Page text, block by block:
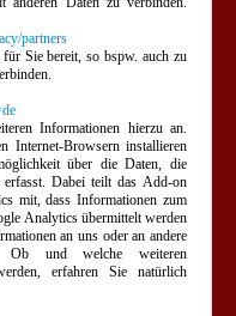
partners
Sie bereit, so bspw. auch zu
Informationen hierzu an.
Internet-Browsern installieren
über die Daten, die
Dabei teilt das Add-on
mit, dass Informationen zum
Analytics übermittelt werden
an uns oder an andere
Ob und welche weiteren
erfahren Sie natürlich